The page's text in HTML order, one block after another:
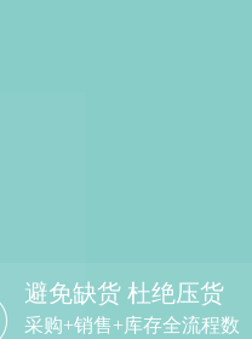
避免缺货 杜绝压货
采购+销售+库存全流程数